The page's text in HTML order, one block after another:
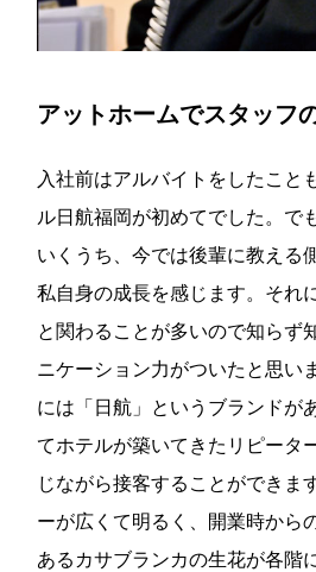
アットホームでスタッフ
入社前はアルバイトをしたこと
ル日航福岡が初めてでした。で
いくうち、今では後輩に教える
私自身の成長を感じます。それ
と関わることが多いので知らず
ニケーション力がついたと思い
には「日航」というブランドが
てホテルが築いてきたリピータ
じながら接客することができま
ーが広くて明るく、開業時から
あるカサブランカの生花が各階